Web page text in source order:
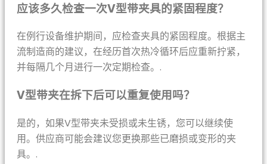
应该多久检查一次V型带夹具的紧固程度？
在例行设备维护期间，应检查夹具的紧固程度。根据主
流制造商的建议，在经历首次热冷循环后应重新拧紧，
并每隔几个月进行一次定期检查。.
V型带夹在拆下后可以重复使用吗？
是的，如果V型带夹未受损或未生锈，您可以继续使
用。供应商可能会建议您更换那些已磨损或变形的夹
具。.